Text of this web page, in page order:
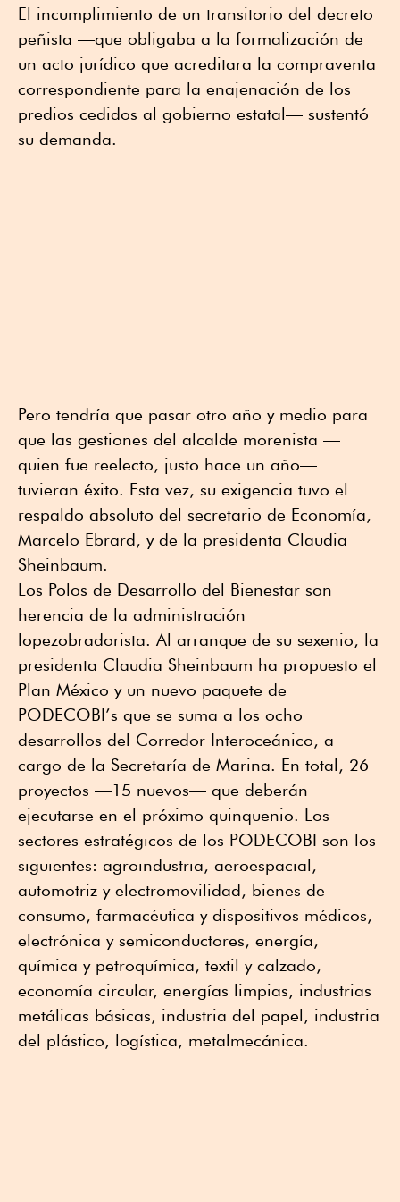
El incumplimiento de un transitorio del decreto
peñista —que obligaba a la formalización de
un acto jurídico que acreditara la compraventa
correspondiente para la enajenación de los
predios cedidos al gobierno estatal— sustentó
su demanda.
Pero tendría que pasar otro año y medio para
que las gestiones del alcalde morenista —
quien fue reelecto, justo hace un año—
tuvieran éxito. Esta vez, su exigencia tuvo el
respaldo absoluto del secretario de Economía,
Marcelo Ebrard, y de la presidenta Claudia
Sheinbaum.
Los Polos de Desarrollo del Bienestar son
herencia de la administración
lopezobradorista. Al arranque de su sexenio, la
presidenta Claudia Sheinbaum ha propuesto el
Plan México y un nuevo paquete de
PODECOBI’s que se suma a los ocho
desarrollos del Corredor Interoceánico, a
cargo de la Secretaría de Marina. En total, 26
proyectos —15 nuevos— que deberán
ejecutarse en el próximo quinquenio. Los
sectores estratégicos de los PODECOBI son los
siguientes: agroindustria, aeroespacial,
automotriz y electromovilidad, bienes de
consumo, farmacéutica y dispositivos médicos,
electrónica y semiconductores, energía,
química y petroquímica, textil y calzado,
economía circular, energías limpias, industrias
metálicas básicas, industria del papel, industria
del plástico, logística, metalmecánica.